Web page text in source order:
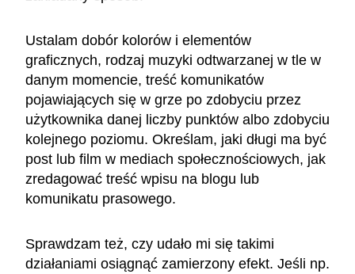
Ustalam dobór kolorów i elementów
graficznych, rodzaj muzyki odtwarzanej w tle w
danym momencie, treść komunikatów
pojawiających się w grze po zdobyciu przez
użytkownika danej liczby punktów albo zdobyciu
kolejnego poziomu. Określam, jaki długi ma być
post lub film w mediach społecznościowych, jak
zredagować treść wpisu na blogu lub
komunikatu prasowego.
Sprawdzam też, czy udało mi się takimi
działaniami osiągnąć zamierzony efekt. Jeśli np.